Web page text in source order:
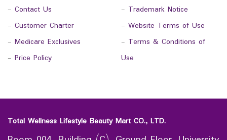
- Contact Us
- Customer Charter
- Medicare Exclusives
- Price Policy
- Trademark Notice
- Website Terms of Use
- Terms & Conditions of
Use
Total Wellness Lifestyle Beauty Mart CO., LTD.